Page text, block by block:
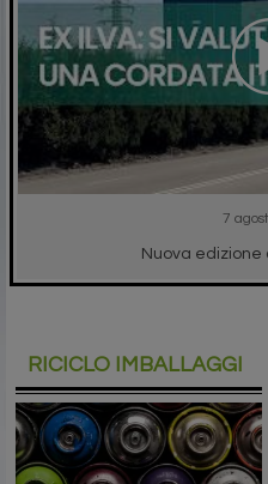
7
Nuova edizione
RICICLO IMBALLAGGI